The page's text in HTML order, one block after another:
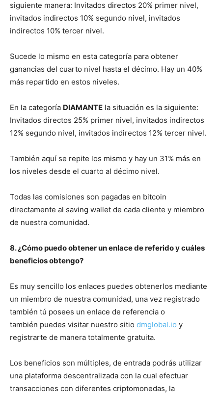
siguiente manera: Invitados directos 20% primer nivel,
invitados indirectos 10% segundo nivel, invitados
indirectos 10% tercer nivel.
Sucede lo mismo en esta categoría para obtener
ganancias del cuarto nivel hasta el décimo. Hay un 40%
más repartido en estos niveles.
En la categoría DIAMANTE la situación es la siguiente:
Invitados directos 25% primer nivel, invitados indirectos
12% segundo nivel, invitados indirectos 12% tercer nivel.
También aquí se repite los mismo y hay un 31% más en
los niveles desde el cuarto al décimo nivel.
Todas las comisiones son pagadas en bitcoin
directamente al saving wallet de cada cliente y miembro
de nuestra comunidad.
8. ¿Cómo puedo obtener un enlace de referido y cuáles
beneficios obtengo?
Es muy sencillo los enlaces puedes obtenerlos mediante
un miembro de nuestra comunidad, una vez registrado
también tú posees un enlace de referencia o
también puedes visitar nuestro sitio dmglobal.io y
registrarte de manera totalmente gratuita.
Los beneficios son múltiples, de entrada podrás utilizar
una plataforma descentralizada con la cual efectuar
transacciones con diferentes criptomonedas, la